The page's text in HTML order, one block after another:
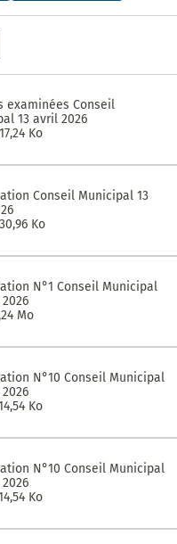
de Avril 2026
examinées Conseil
13 avril 2026
Ko
Conseil Municipal 13
Ko
N°1 Conseil Municipal
Mo
N°10 Conseil Municipal
Ko
N°10 Conseil Municipal
Ko